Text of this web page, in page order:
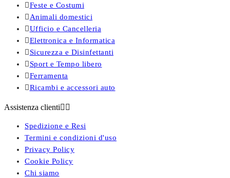
Feste e Costumi
 Animali domestici
Ufficio e Cancelleria
Elettronica e Informatica
 Sicurezza e Disinfettanti
 Sport e Tempo libero
Ferramenta
Ricambi e accessori auto
Assistenza clienti 
Spedizione e Resi
Termini e condizioni d'uso
Privacy Policy
Cookie Policy
Chi siamo